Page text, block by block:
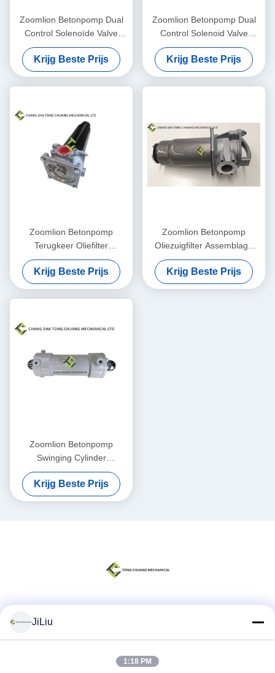
Zoomlion Betonpomp Dual
Control Solenoïde Valve
334D-015-02 1010302328
Krijg Beste Prijs
Zoomlion Betonpomp Dual
Control Solenoid Valve
METAL WORK 1070500150
Krijg Beste Prijs
Zoomlion Betonpomp
Terugkeer Oliefilter
Assemblage KE 2884+KE
2883 1010600428
Krijg Beste Prijs
Zoomlion Betonpomp
Oliezuigfilter Assemblage
DRG 90 Mahler Originele
1010600452
Krijg Beste Prijs
Zoomlion Betonpomp
Swinging Cylinder
Assemblage (links) F9000
(Voorrijrijzitter)
000190201A0200000
Krijg Beste Prijs
JiLiu
1:18 PM